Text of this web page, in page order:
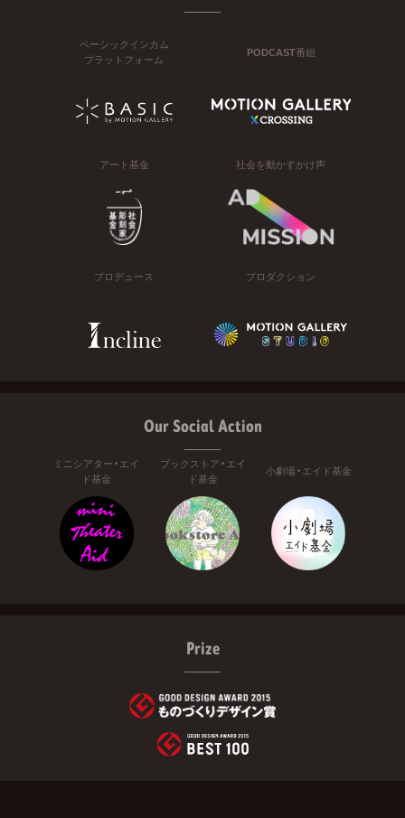
ベーシックインカム
プラットフォーム
PODCAST番組
アート基金 社会を動かすかけ声
プロデュース プロダクション
Our Social Action
ミニシアター・エイ
ド基金
ブックストア・エイ
ド基金
小劇場・エイド基金
Prize